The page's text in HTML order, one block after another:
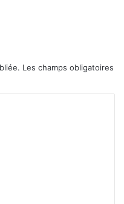
Les champs obligatoires